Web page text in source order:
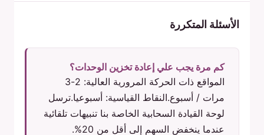
الأسئلة المتكررة
كم مرة يجب علي إعادة تخزين الوحدات؟
المواقع ذات الحركة المرورية العالية: 2-3
مرات / أسبوع.النقاط القياسية: أسبوعيا.ترسل
لوحة القيادة السحابية الخاصة بنا تنبيهات تلقائية
عندما ينخفض السهم إلى أقل من 20%.